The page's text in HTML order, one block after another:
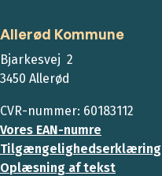
Allerød Kommune
Bjarkesvej 2
3450 Allerød
CVR-nummer: 60183112
Vores EAN-numre
Tilgængelighedserklæring
Oplæsning af tekst